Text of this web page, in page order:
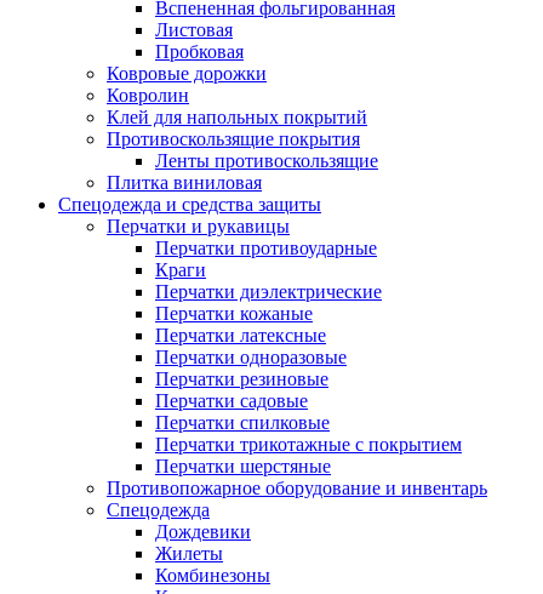
Вспененная фольгированная
Листовая
Пробковая
Ковровые дорожки
Ковролин
Клей для напольных покрытий
Противоскользящие покрытия
Ленты противоскользящие
Плитка виниловая
Спецодежда и средства защиты
Перчатки и рукавицы
Перчатки противоударные
Краги
Перчатки диэлектрические
Перчатки кожаные
Перчатки латексные
Перчатки одноразовые
Перчатки резиновые
Перчатки садовые
Перчатки спилковые
Перчатки трикотажные с покрытием
Перчатки шерстяные
Противопожарное оборудование и инвентарь
Спецодежда
Дождевики
Жилеты
Комбинезоны